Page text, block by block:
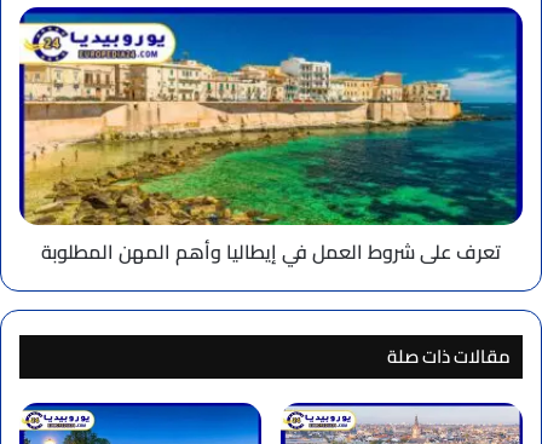
تعرف
على
شروط
العمل
في
إيطاليا
وأهم
المهن
المطلوبة
تعرف على شروط العمل في إيطاليا وأهم المهن المطلوبة
مقالات ذات صلة